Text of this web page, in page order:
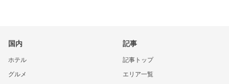
国内
ホテル
グルメ
記事
記事トップ
エリア一覧